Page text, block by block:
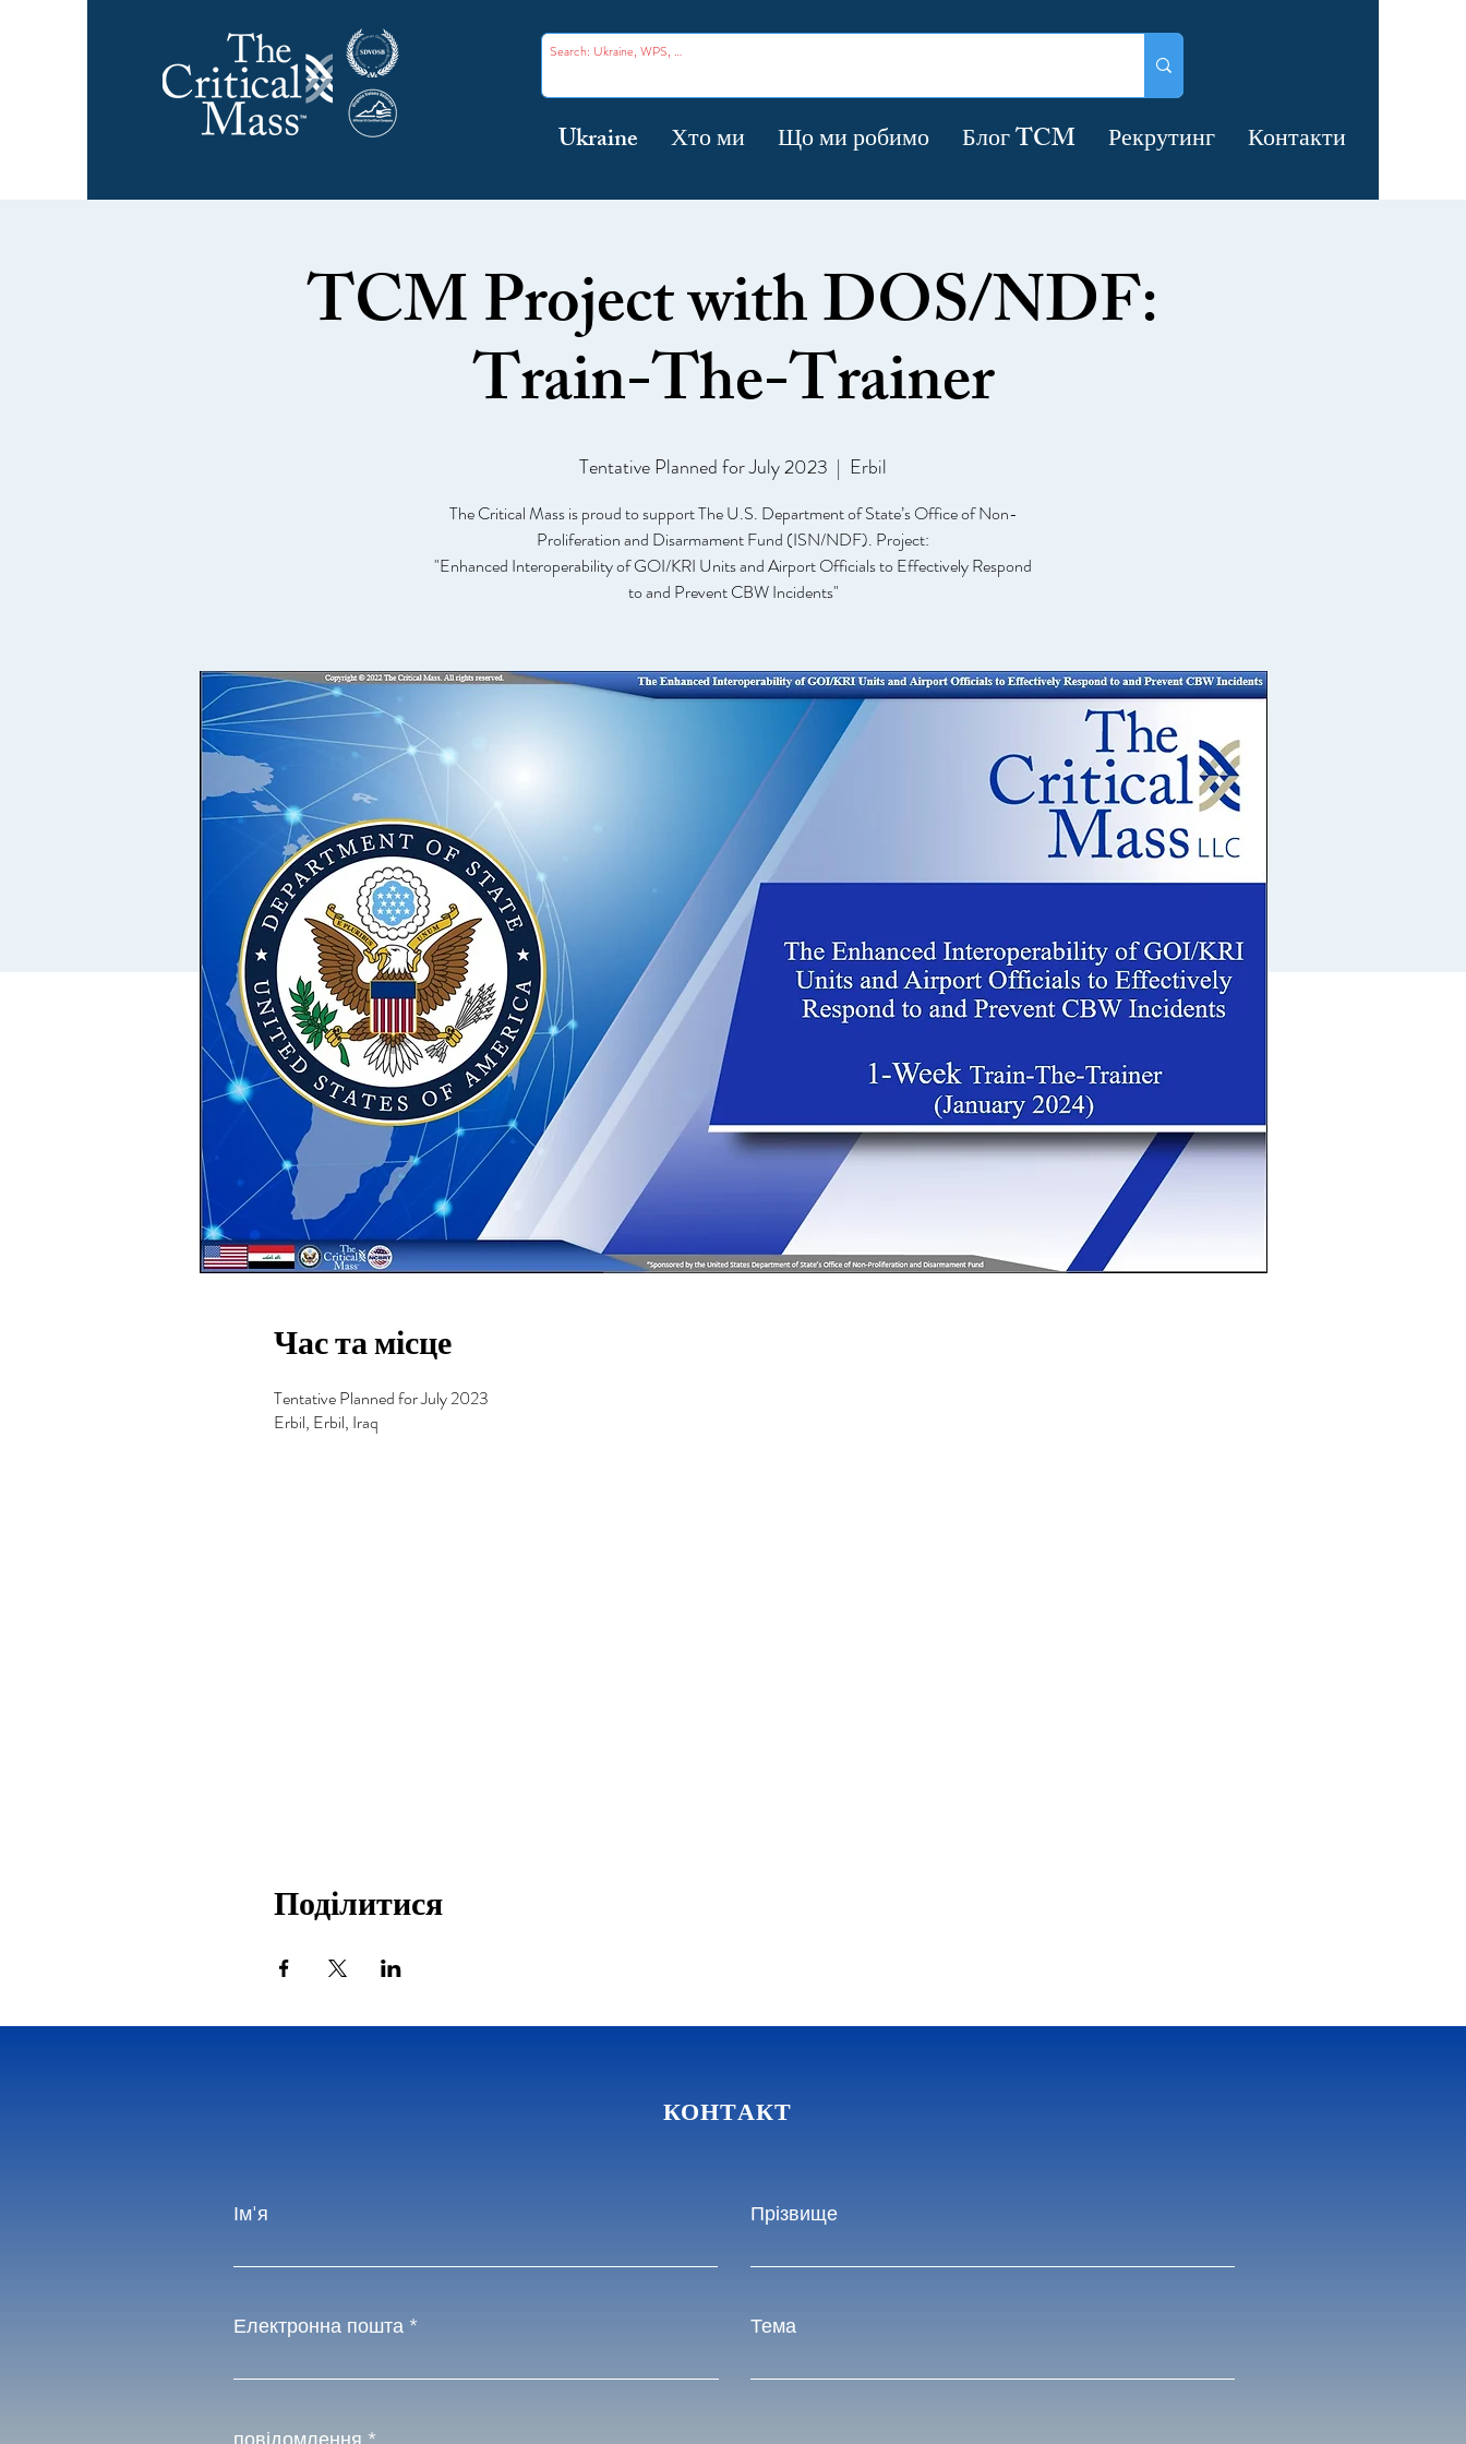
Ukraine Хто ми Що ми робимо Блог TCM Рекрутинг Контакти
TCM Project with DOS/NDF:
Train-The-Trainer
Tentative Planned for July 2023
  |
Erbil
The Critical Mass is proud to support The U.S. Department of State’s Office of Non-
Proliferation and Disarmament Fund (ISN/NDF). Project:
"Enhanced Interoperability of GOI/KRI Units and Airport Officials to Effectively Respond
to and Prevent CBW Incidents"
Час та місце
Tentative Planned for July 2023
Erbil, Erbil, Iraq
Поділитися
КОНТАКТ
Ім'я Прізвище
Електронна пошта Тема